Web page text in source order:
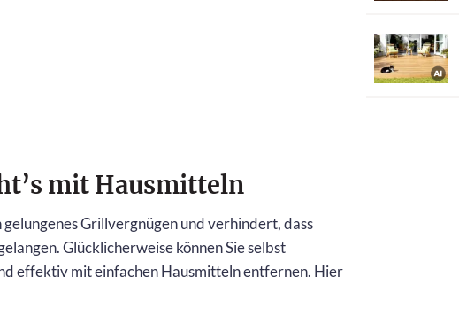
mit Hausmitteln
Grillvergnügen und verhindert, dass
Glücklicherweise können Sie selbst
effektiv mit einfachen Hausmitteln entfernen. Hier